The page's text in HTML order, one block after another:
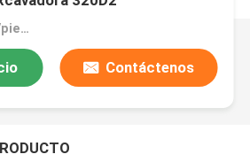
Precio：CN¥108.39/pieces 1-99 pieces
Contáctenos